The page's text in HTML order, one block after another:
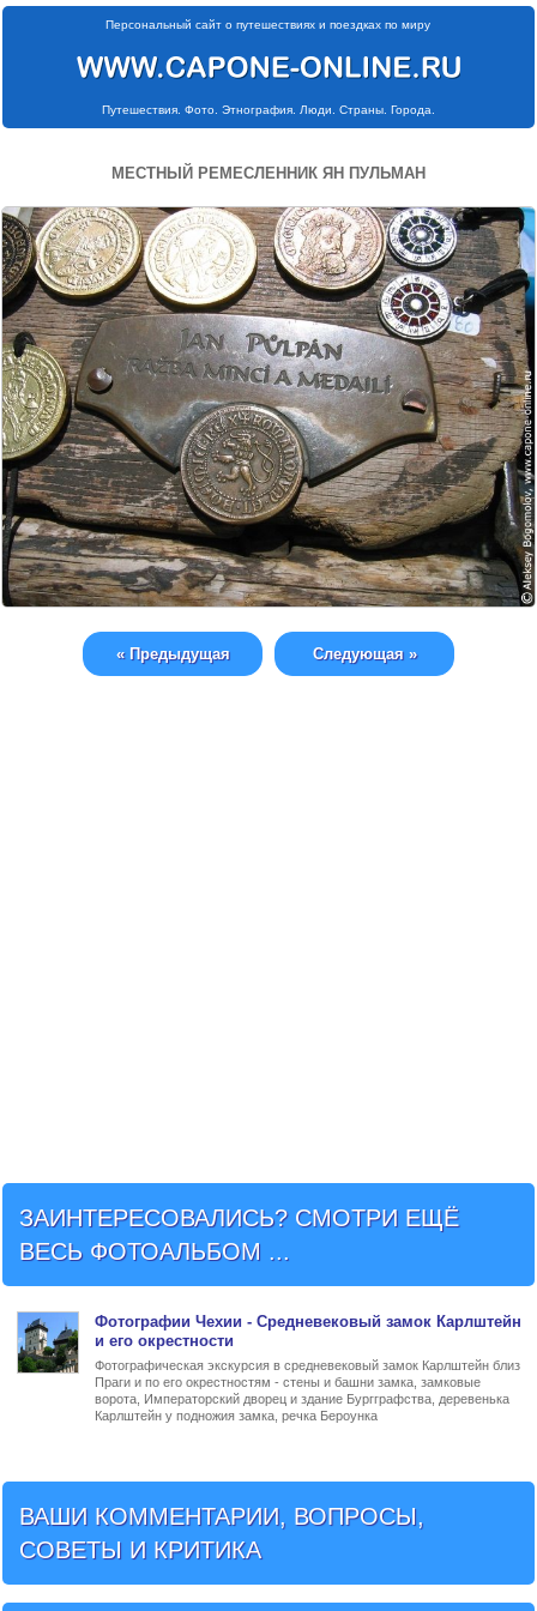
Персональный сайт о путешествиях и поездках по миру
Путешествия. Фото. Этнография. Люди. Страны. Города.
МЕСТНЫЙ РЕМЕСЛЕННИК ЯН ПУЛЬМАН
« Предыдущая Следующая »
ЗАИНТЕРЕСОВАЛИСЬ? СМОТРИ ЕЩЁ
ВЕСЬ ФОТОАЛЬБОМ ...
Фотографии Чехии - Средневековый замок Карлштейн
и его окрестности
Фотографическая экскурсия в средневековый замок Карлштейн близ
Праги и по его окрестностям - стены и башни замка, замковые
ворота, Императорский дворец и здание Бургграфства, деревенька
Карлштейн у подножия замка, речка Бероунка
ВАШИ КОММЕНТАРИИ, ВОПРОСЫ,
СОВЕТЫ И КРИТИКА